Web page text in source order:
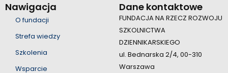
Nawigacja
O fundacji
Strefa wiedzy
Szkolenia
Wsparcie
Dane kontaktowe
FUNDACJA NA RZECZ ROZWOJU
SZKOLNICTWA
DZIENNIKARSKIEGO
ul. Bednarska 2/4, 00-310
Warszawa